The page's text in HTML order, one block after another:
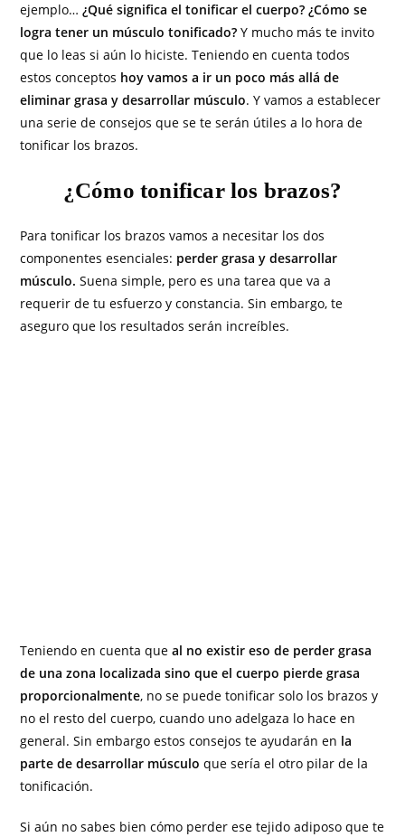
ejemplo…¿Qué significa el tonificar el cuerpo? ¿Cómo se
logra tener un músculo tonificado? Y mucho más te invito
que lo leas si aún lo hiciste. Teniendo en cuenta todos
estos conceptos hoy vamos a ir un poco más allá de
eliminar grasa y desarrollar músculo. Y vamos a establecer
una serie de consejos que se te serán útiles a lo hora de
tonificar los brazos.
¿Cómo tonificar los brazos?
Para tonificar los brazos vamos a necesitar los dos
componentes esenciales: perder grasa y desarrollar
músculo. Suena simple, pero es una tarea que va a
requerir de tu esfuerzo y constancia. Sin embargo, te
aseguro que los resultados serán increíbles.
Teniendo en cuenta queal no existir eso de perder grasa
de una zona localizada sino que el cuerpo pierde grasa
proporcionalmente, no se puede tonificar solo los brazos y
no el resto del cuerpo, cuando uno adelgaza lo hace en
general. Sin embargo estos consejos te ayudarán en la
parte de desarrollar músculo que sería el otro pilar de la
tonificación.
Si aún no sabes bien cómo perder ese tejido adiposo que te